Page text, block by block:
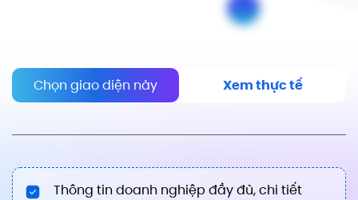
Chọn giao diện này Xem thực tế
Thông tin doanh nghiệp đầy đủ, chi tiết